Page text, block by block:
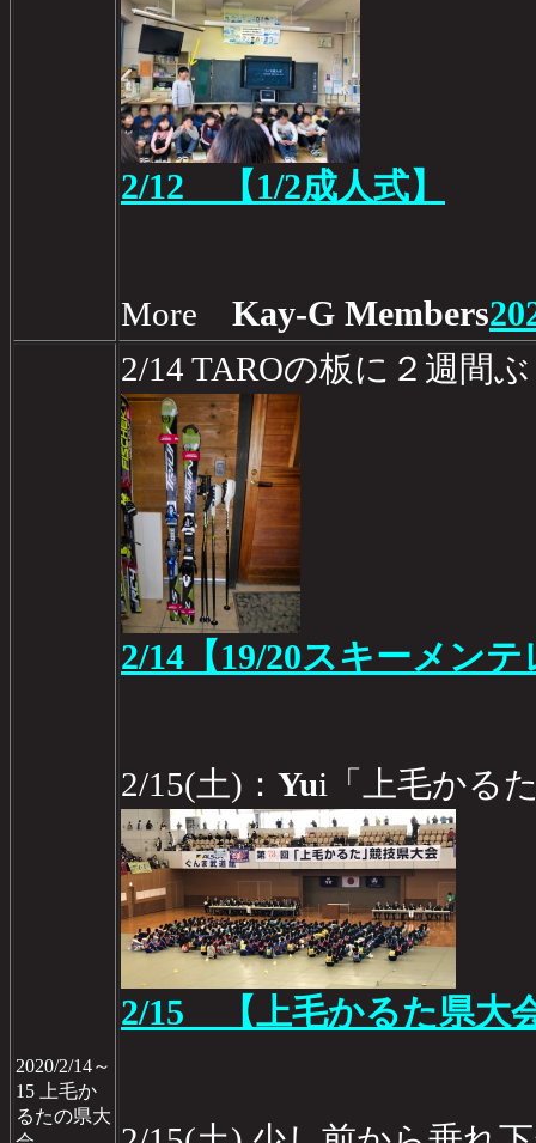
2/12 【1/2成人式】
More Kay-G Members
2020/2/14～
15 上毛か
るたの県大
2/14 TAROの板に２週間
2/14【19/20スキーメンテ
2/15(土)： Yui「上毛かる
2/15 【上毛かるた県大